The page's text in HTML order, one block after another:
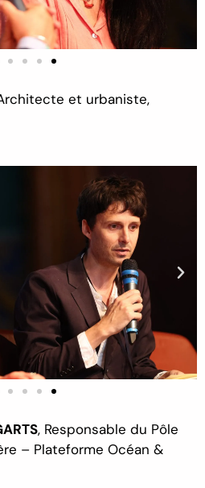
e et urbaniste,
, Responsable du Pôle
– Plateforme Océan &